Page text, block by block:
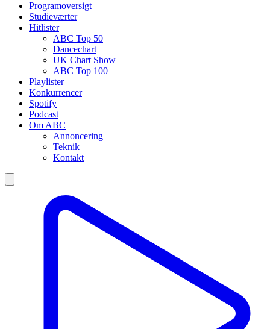
Programoversigt
Studieværter
Hitlister
ABC Top 50
Dancechart
UK Chart Show
ABC Top 100
Playlister
Konkurrencer
Spotify
Podcast
Om ABC
Annoncering
Teknik
Kontakt